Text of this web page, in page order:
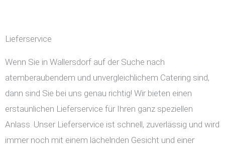
Lieferservice
Wenn Sie in Wallersdorf auf der Suche nach
atemberaubendem und unvergleichlichem Catering sind,
dann sind Sie bei uns genau richtig! Wir bieten einen
erstaunlichen Lieferservice für Ihren ganz speziellen
Anlass. Unser Lieferservice ist schnell, zuverlässig und wird
immer noch mit einem lächelnden Gesicht und einer